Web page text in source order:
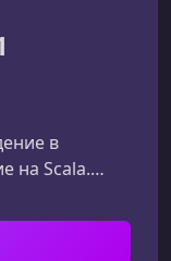
в
на Scala.
и